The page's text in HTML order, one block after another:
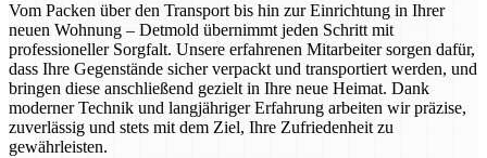
Vom Packen über den Transport bis hin zur Einrichtung in Ihrer
neuen Wohnung – Detmold übernimmt jeden Schritt mit
professioneller Sorgfalt. Unsere erfahrenen Mitarbeiter sorgen dafür,
dass Ihre Gegenstände sicher verpackt und transportiert werden, und
bringen diese anschließend gezielt in Ihre neue Heimat. Dank
moderner Technik und langjähriger Erfahrung arbeiten wir präzise,
zuverlässig und stets mit dem Ziel, Ihre Zufriedenheit zu
gewährleisten.